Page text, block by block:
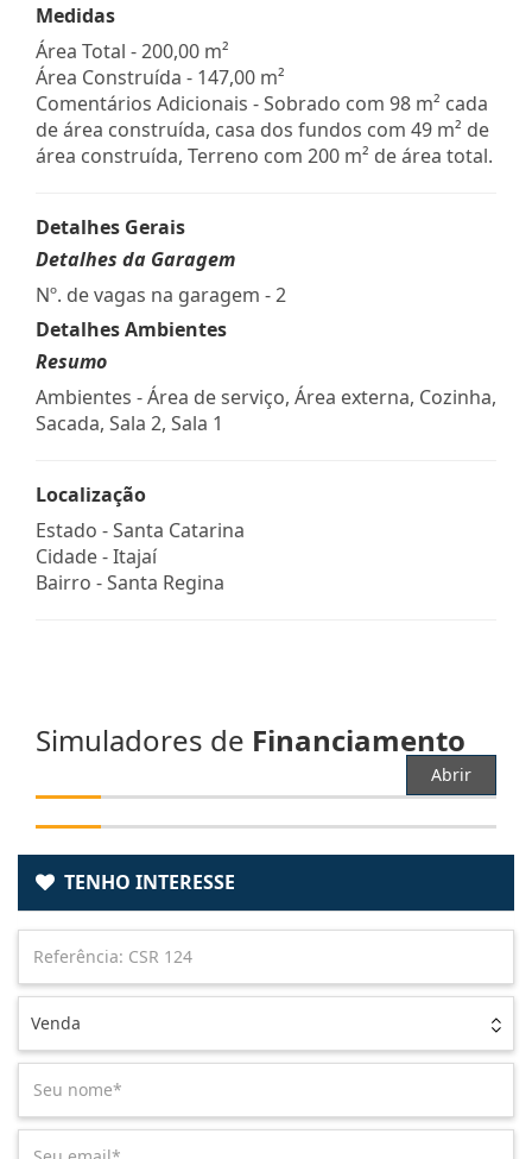
Medidas
Área Total - 200,00 m²
Área Construída - 147,00 m²
Comentários Adicionais - Sobrado com 98 m² cada
de área construída, casa dos fundos com 49 m² de
área construída, Terreno com 200 m² de área total.
Detalhes Gerais
Detalhes da Garagem
Nº. de vagas na garagem - 2
Detalhes Ambientes
Resumo
Ambientes - Área de serviço, Área externa, Cozinha,
Sacada, Sala 2, Sala 1
Localização
Estado -Santa Catarina
Cidade -Itajaí
Bairro -Santa Regina
Simuladores de Financiamento
Abrir
TENHO INTERESSE
Venda